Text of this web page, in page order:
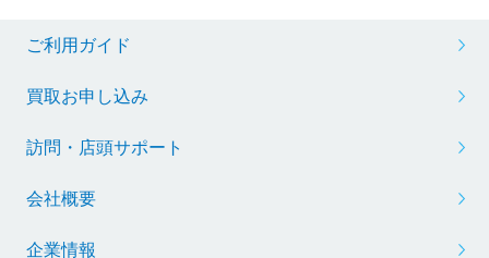
ご利用ガイド
買取お申し込み
訪問・店頭サポート
会社概要
企業情報